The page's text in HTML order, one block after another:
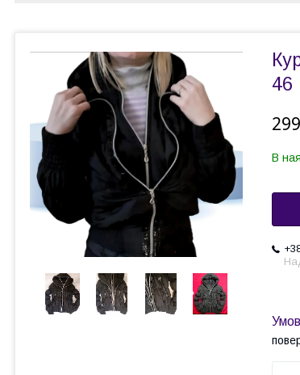
46
В